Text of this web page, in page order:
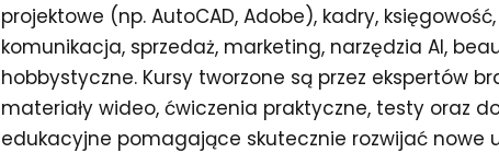
projektowe (np. AutoCAD, Adobe), kadry,
komunikacja, sprzedaż, marketing, narzędzia AI,
hobbystyczne. Kursy tworzone są przez ekspertów
materiały wideo, ćwiczenia praktyczne, testy oraz
edukacyjne pomagające skutecznie rozwijać nowe